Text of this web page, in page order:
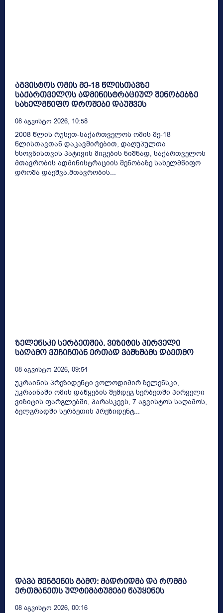
აგვისტოს ომის მე-18 წლისთავზე
საქართველოს ადმინისტრაციულ შენობებზე
სახელმწიფო დროშები დაუშვეს
08 Აგვისტო 2026, 10:58
2008 წლის რუსეთ-საქართველოს ომის მე-18
წლისთავთან დაკავშირებით, დაღუპულთა
ხსოვნისთვის პატივის მიგების ნიშნად, საქართველოს
მთავრობის ადმინისტრაციის შენობაზე სახელმწიფო
დროშა დაეშვა.მთავრობის...
ზელენსკი სერბეთშია. ვიზიტის პირველი
საღამო ვუჩიჩთან ერთად ვაშხშამს დაეთმო
08 Აგვისტო 2026, 09:54
უკრაინის პრეზიდენტი ვოლოდიმირ ზელენსკი,
უკრაინაში ომის დაწყების შემდეგ სერბეთში პირველი
ვიზიტის ფარგლებში, პარასკევს, 7 აგვისტოს საღამოს,
ბელგრადში სერბეთის პრეზიდენტ...
დავა შენგენის გამო: მადრიდმა და რომმა
ერთმანეთს ულტიმატუმები წაუყენეს
08 Აგვისტო 2026, 00:16